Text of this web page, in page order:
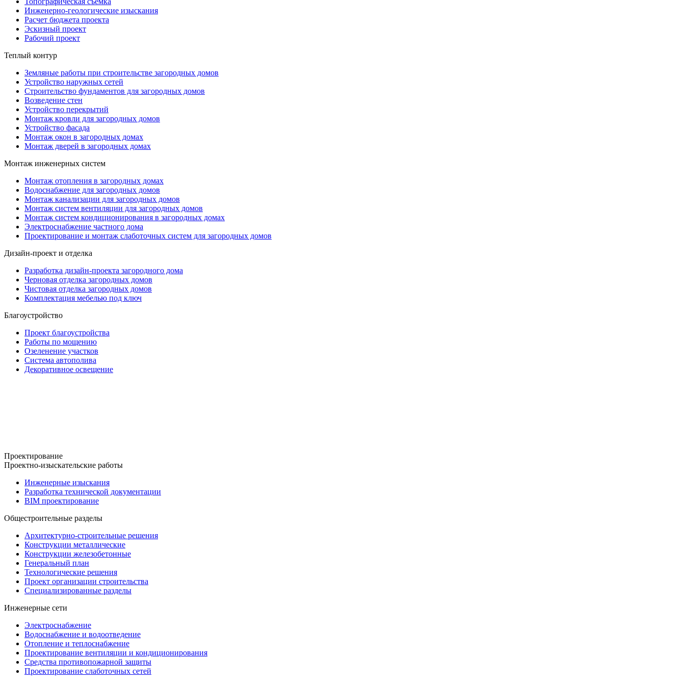
Инженерно-геологические изыскания
Расчет бюджета проекта
Эскизный проект
Рабочий проект
Теплый контур
Земляные работы при строительстве загородных домов
Устройство наружных сетей
Строительство фундаментов для загородных домов
Возведение стен
Устройство перекрытий
Монтаж кровли для загородных домов
Устройство фасада
Монтаж окон в загородных домах
Монтаж дверей в загородных домах
Монтаж инженерных систем
Монтаж отопления в загородных домах
Водоснабжение для загородных домов
Монтаж канализации для загородных домов
Монтаж систем вентиляции для загородных домов
Монтаж систем кондиционирования в загородных домах
Электроснабжение частного дома
Проектирование и монтаж слаботочных систем для загородных домов
Дизайн-проект и отделка
Разработка дизайн-проекта загородного дома
Черновая отделка загородных домов
Чистовая отделка загородных домов
Комплектация мебелью под ключ
Благоустройство
Проект благоустройства
Работы по мощению
Озеленение участков
Система автополива
Декоративное освещение
Проектирование
Проектно-изыскательские работы
Инженерные изыскания
Разработка технической документации
BIM проектирование
Общестроительные разделы
Архитектурно-строительные решения
Конструкции металлические
Конструкции железобетонные
Генеральный план
Технологические решения
Проект организации строительства
Специализированные разделы
Инженерные сети
Электроснабжение
Водоснабжение и водоотведение
Отопление и теплоснабжение
Проектирование вентиляции и кондиционирования
Средства противопожарной защиты
Проектирование слаботочных сетей